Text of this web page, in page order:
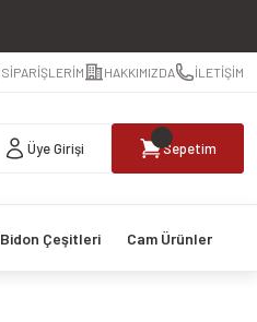
SİPARİŞLERİM HAKKIMIZDA İLETİŞİM
Üye Girişi Sepetim
Bidon Çeşitleri Cam Ürünler